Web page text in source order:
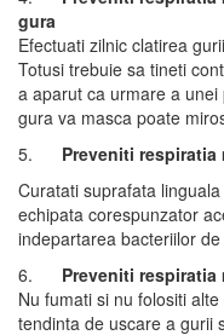
gura
Efectuati zilnic clatirea
Totusi trebuie sa tineti
a aparut ca urmare a
gura va masca poate
5.
Preveniti
Curatati suprafata
echipata corespunzator
indepartarea bacteriilor
6.
Preveniti
Nu fumati si nu folositi
tendinta de uscare a gurii